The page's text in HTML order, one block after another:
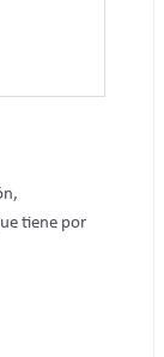
tiene por